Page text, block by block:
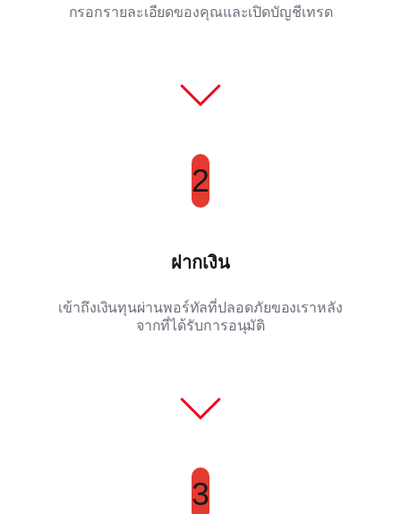
กรอกรายละเอียดของคุณและเปิดบัญชีเทรด
2
ฝากเงิน
เข้าถึงเงินทุนผ่านพอร์ทัลที่ปลอดภัยของเราหลัง
จากที่ได้รับการอนุมัติ
3